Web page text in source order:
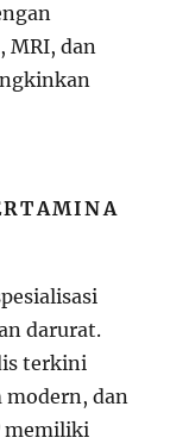
MRI, dan
darurat.
terkini
modern, dan
memiliki